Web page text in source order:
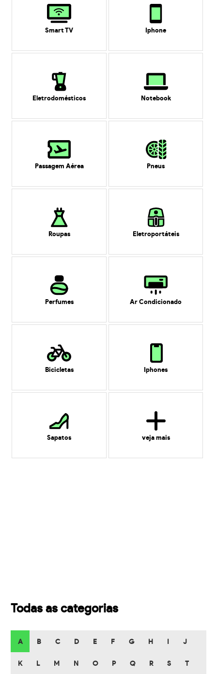
Smart TV Iphone
Eletrodomésticos Notebook
Passagem Aérea Pneus
Roupas Eletroportáteis
Perfumes Ar Condicionado
Bicicletas Iphones
Sapatos veja mais
Todas as categorias
A B C D E F G H J
K L M N O P Q R S T